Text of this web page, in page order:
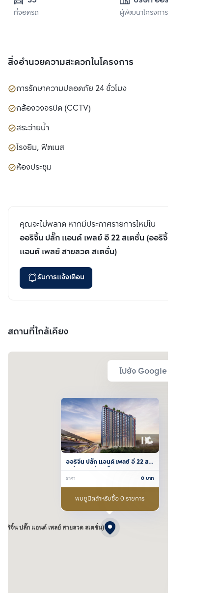
ที่จอดรถ
พร็อพเพอร์ตี้ จำกัด
ผู้พัฒนาโครงการ
สิ่งอำนวยความสะดวกในโครงการ
การรักษาความปลอดภัย 24 ชั่วโมง
กล้องวงจรปิด (CCTV)
สระว่ายน้ำ
โรงยิม, ฟิตเนส
ห้องประชุม
คุณจะไม่พลาด หากมีประกาศรายการใหม่ใน
ออริจิ้น ปลั๊ก แอนด์ เพลย์ อี 22 สเตชั่น (ออริจิ้น ปลั๊ก
แอนด์ เพลย์ สายลวด สเตชั่น)
รับการแจ้งเตือน
สถานที่ใกล้เคียง
ไปยัง Google Map
อริจิ้น ปลั๊ก แอนด์ เพลย์ สายลวด สเตชั่น)
ออริจิ้น ปลั๊ก แอนด์ เพลย์ อี 22 ส
เตชั่น (ออริจิ้น ปลั๊ก แอนด์ เพลย์
สายลวด สเตชั่น)
ราคา 0บาท
พบยูนิตสำหรับซื้อ 0 รายการ